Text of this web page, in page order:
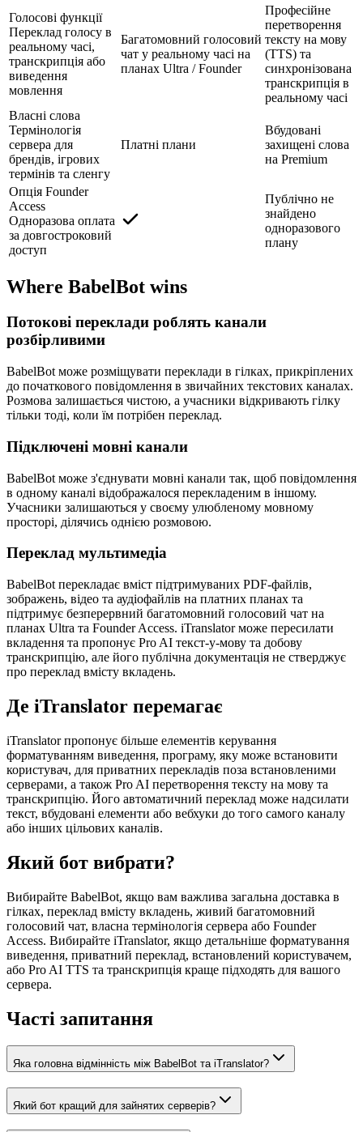
Голосові функції
Переклад голосу в
реальному часі,
транскрипція або
виведення
мовлення
Багатомовний голосовий
чат у реальному часі на
планах Ultra / Founder
Професійне
перетворення
тексту на мову
(TTS) та
синхронізована
транскрипція в
реальному часі
Власні слова
Термінологія
сервера для
брендів, ігрових
термінів та сленгу
Платні плани
Вбудовані
захищені слова
на Premium
Опція Founder
Access
Одноразова оплата
за довгостроковий
доступ
Публічно не
знайдено
одноразового
плану
Where BabelBot wins
Потокові переклади роблять канали
розбірливими
BabelBot може розміщувати переклади в гілках, прикріплених
до початкового повідомлення в звичайних текстових каналах.
Розмова залишається чистою, а учасники відкривають гілку
тільки тоді, коли їм потрібен переклад.
Підключені мовні канали
BabelBot може з'єднувати мовні канали так, щоб повідомлення
в одному каналі відображалося перекладеним в іншому.
Учасники залишаються у своєму улюбленому мовному
просторі, ділячись однією розмовою.
Переклад мультимедіа
BabelBot перекладає вміст підтримуваних PDF-файлів,
зображень, відео та аудіофайлів на платних планах та
підтримує безперервний багатомовний голосовий чат на
планах Ultra та Founder Access. iTranslator може пересилати
вкладення та пропонує Pro AI текст-у-мову та добову
транскрипцію, але його публічна документація не стверджує
про переклад вмісту вкладень.
Де iTranslator перемагає
iTranslator пропонує більше елементів керування
форматуванням виведення, програму, яку може встановити
користувач, для приватних перекладів поза встановленими
серверами, а також Pro AI перетворення тексту на мову та
транскрипцію. Його автоматичний переклад може надсилати
текст, вбудовані елементи або вебхуки до того самого каналу
або інших цільових каналів.
Який бот вибрати?
Вибирайте BabelBot, якщо вам важлива загальна доставка в
гілках, переклад вмісту вкладень, живий багатомовний
голосовий чат, власна термінологія сервера або Founder
Access. Вибирайте iTranslator, якщо детальніше форматування
виведення, приватний переклад, встановлений користувачем,
або Pro AI TTS та транскрипція краще підходять для вашого
сервера.
Часті запитання
Яка головна відмінність між BabelBot та iTranslator?
Який бот кращий для зайнятих серверів?